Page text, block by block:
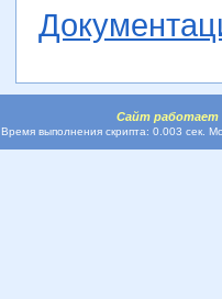
Сайт работает
Время выполнения скрипта: 0.003 сек.